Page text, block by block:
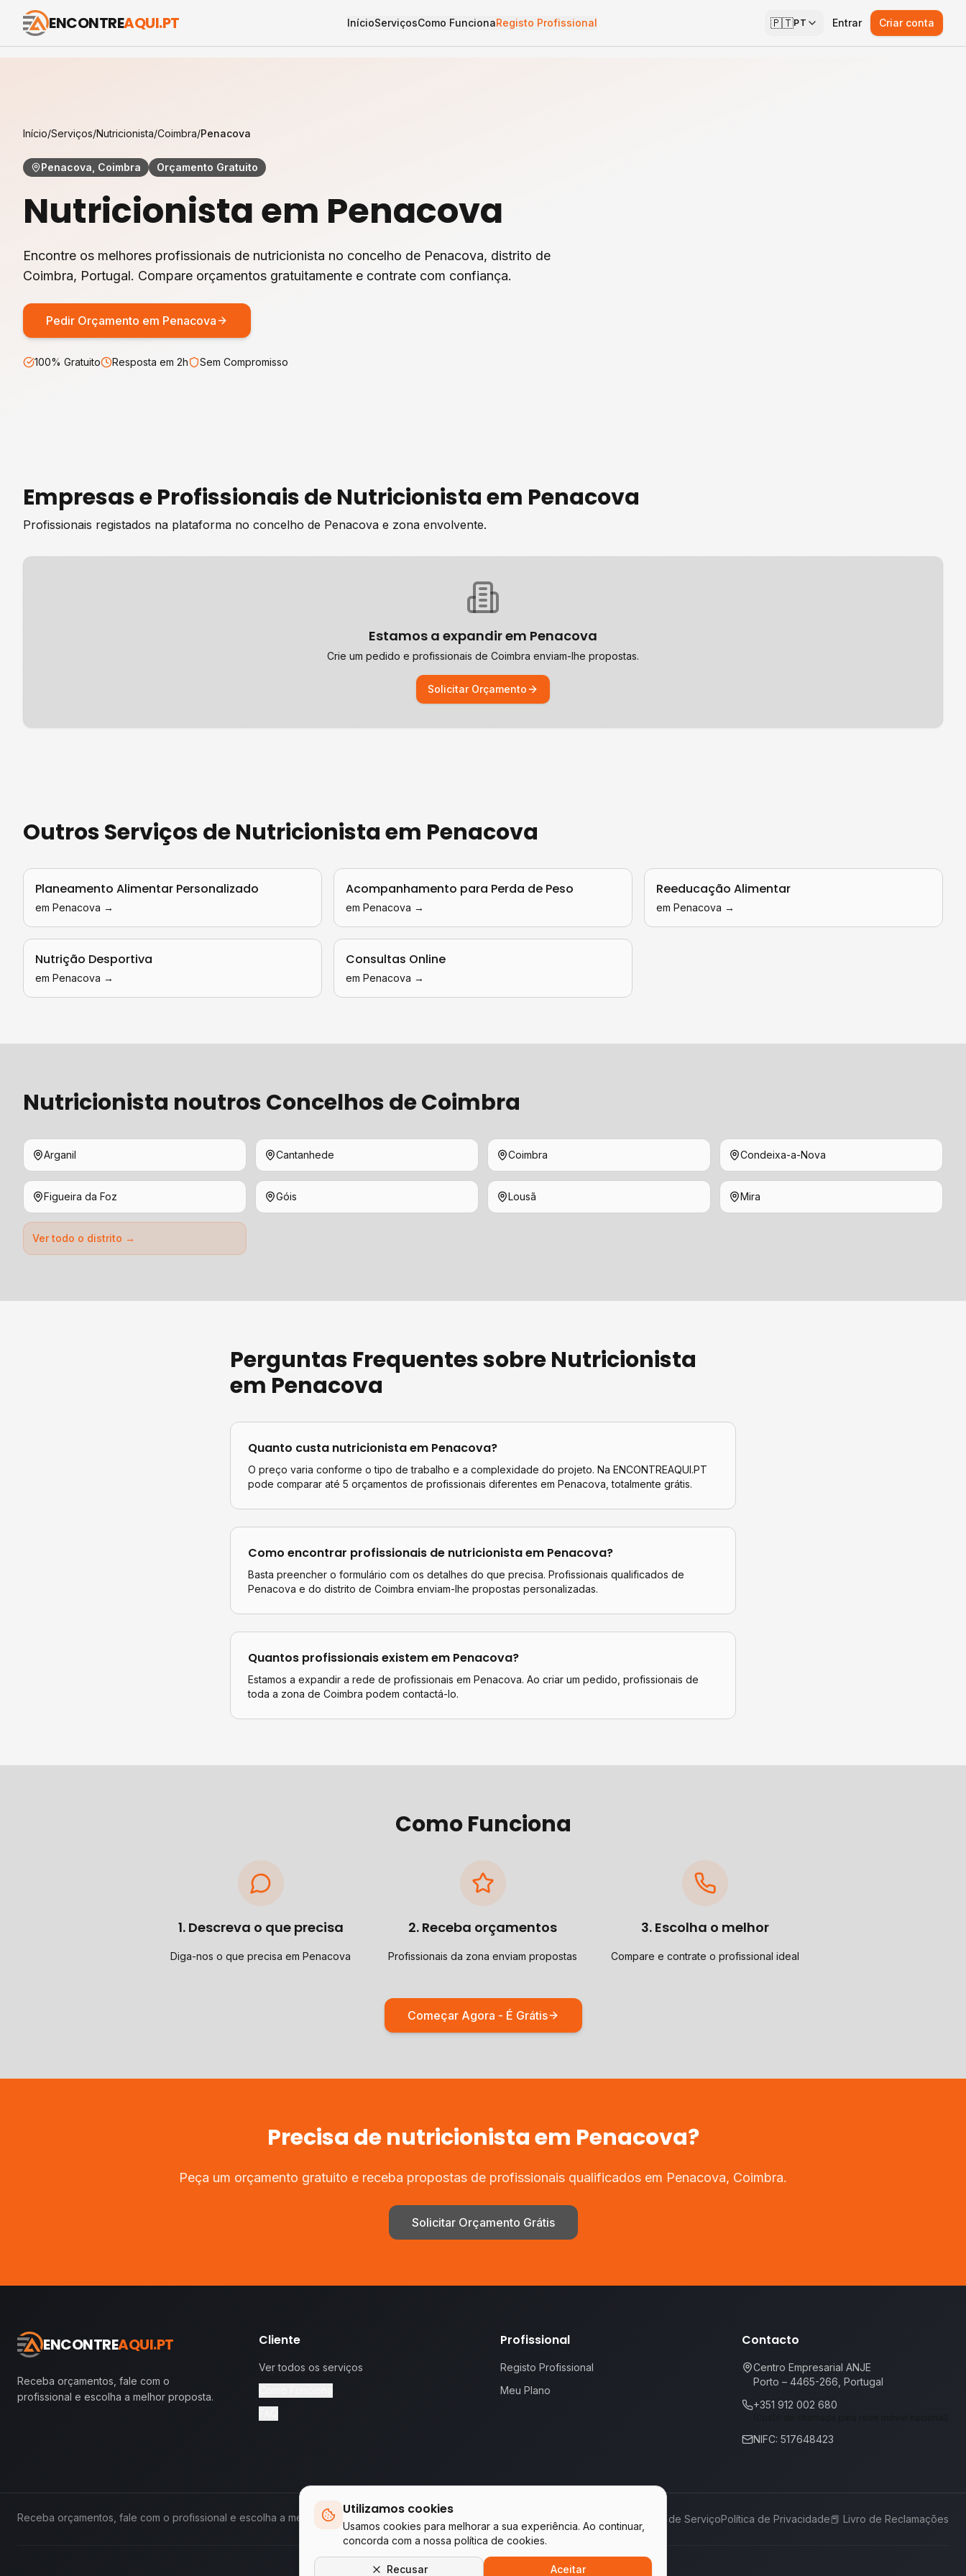
Utilizamos cookies
Usamos cookies para melhorar a sua experiência. Ao continuar,
concorda com a nossa política de cookies.
Recusar Aceitar
ENCONTREAQUI.PT InícioServiçosComo FuncionaRegisto Profissional 🇵🇹PT Entrar Criar conta
Início/Serviços/Nutricionista/Coimbra/Penacova
Penacova, Coimbra Orçamento Gratuito
Nutricionistaem Penacova
Encontre os melhores profissionais de nutricionista no concelho de Penacova, distrito de
Coimbra, Portugal. Compare orçamentos gratuitamente e contrate com confiança.
Pedir Orçamento em Penacova
100% Gratuito Resposta em 2h Sem Compromisso
Empresas e Profissionais deNutricionistaem Penacova
Profissionais registados na plataforma no concelho de Penacova e zona envolvente.
Estamos a expandir em Penacova
Crie um pedido e profissionais de Coimbra enviam-lhe propostas.
Solicitar Orçamento
Outros Serviços deNutricionistaem Penacova
Planeamento Alimentar Personalizado
em Penacova →
Acompanhamento para Perda de Peso
em Penacova →
Reeducação Alimentar
em Penacova →
Nutrição Desportiva
em Penacova →
Consultas Online
em Penacova →
Nutricionista noutros Concelhos deCoimbra
Arganil Cantanhede Coimbra Condeixa-a-Nova
Figueira da Foz Góis Lousã Mira
Ver todo o distrito →
Perguntas Frequentes sobreNutricionista
em Penacova
Quanto custa nutricionistaem Penacova?
O preço varia conforme o tipo de trabalho e a complexidade do projeto. Na ENCONTREAQUI.PT
pode comparar até 5 orçamentos de profissionais diferentes em Penacova , totalmente grátis.
Como encontrar profissionais de nutricionistaem Penacova?
Basta preencher o formulário com os detalhes do que precisa. Profissionais qualificados de
Penacova e do distrito de Coimbra enviam-lhe propostas personalizadas.
Quantos profissionais existem em Penacova?
Estamos a expandir a rede de profissionais em Penacova. Ao criar um pedido, profissionais de
toda a zona de Coimbra podem contactá-lo.
Como Funciona
1. Descreva o que precisa
Diga-nos o que precisa em Penacova
2. Receba orçamentos
Profissionais da zona enviam propostas
3. Escolha o melhor
Compare e contrate o profissional ideal
Começar Agora - É Grátis
Precisa denutricionistaem Penacova?
Peça um orçamento gratuito e receba propostas de profissionais qualificados em Penacova, Coimbra.
Solicitar Orçamento Grátis
ENCONTREAQUI.PT
Receba orçamentos, fale com o
profissional e escolha a melhor proposta.
Cliente
Ver todos os serviços
Profissional
Registo Profissional
Meu Plano
Contacto
Centro Empresarial ANJE
Porto – 4465-266, Portugal
+351 912 002 680
NIFC: 517648423
Receba orçamentos, fale com o profissional e escolha a melhor proposta. Termos de ServiçoPolítica de Privacidade📕 Livro de Reclamações
Empresas do grupo WA Tecnologia & Serviços